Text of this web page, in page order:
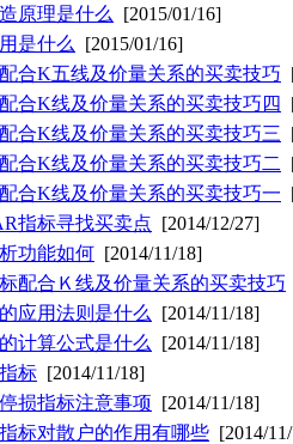
原理是什么
[2015/01/16]
是什么
[2015/01/16]
合K五线及价量关系的买卖技巧
合K线及价量关系的买卖技巧四
合K线及价量关系的买卖技巧三
合K线及价量关系的买卖技巧二
合K线及价量关系的买卖技巧一
指标寻找买卖点 [2014/12/27]
功能如何 [2014/11/18]
配合Ｋ线及价量关系的买卖技巧
应用法则是什么
[2014/11/18]
计算公式是什么
[2014/11/18]
标 [2014/11/18]
损指标注意事项 [2014/11/18]
标对散户的作用有哪些 [2014/